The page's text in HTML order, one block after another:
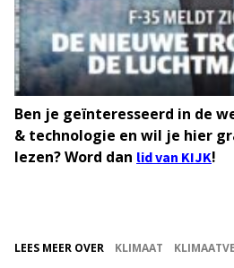
Ben je geïnteresseerd in de
& technologie en wil je hier
lezen? Word dan lid van KIJK!
LEES MEER OVER KLIMAAT